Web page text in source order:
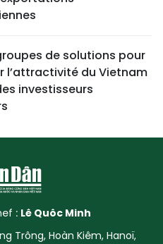
de solutions pour
l’attractivité du Vietnam
investisseurs
: Lê Quôc Minh
Trông, Hoàn Kiêm, Hanoï,